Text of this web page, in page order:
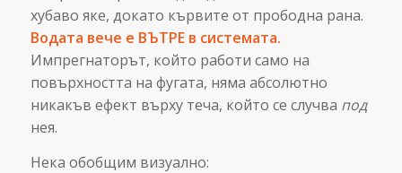
хубаво яке, докато кървите от прободна рана.
Водата вече е ВЪТРЕ в системата.
Импрегнаторът, който работи само на
повърхността на фугата, няма абсолютно
никакъв ефект върху теча, който се случва под
нея.
Нека обобщим визуално: